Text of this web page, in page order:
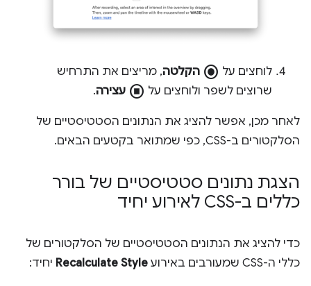
לוחצים על radio_button_checked הקלטה, מריצים את התרחיש
שרוצים לשפר ולוחצים על stop_circle עצירה.
לאחר מכן, אפשר להציג את הנתונים הסטטיסטיים של
הסלקטורים ב-CSS, כפי שמתואר בקטעים הבאים.
הצגת נתונים סטטיסטיים של בורר
כללים ב-CSS לאירוע יחיד
כדי להציג את הנתונים הסטטיסטיים של הסלקטורים של
כללי ה-CSS שמעורבים באירוע
Recalculate Style יחיד: